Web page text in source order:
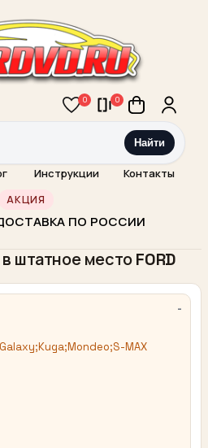
0 0
Найти
Инструкции Контакты
АКЦИЯ
ПО РОССИИ
штатное место FORD
MAX